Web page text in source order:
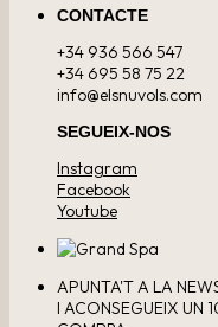
CONTACTE
+34 936 566 547
+34 695 58 75 22
info@elsnuvols.com
SEGUEIX-NOS
Instagram
Facebook
Youtube
APUNTA'T A LA
I ACONSEGUEIX UN